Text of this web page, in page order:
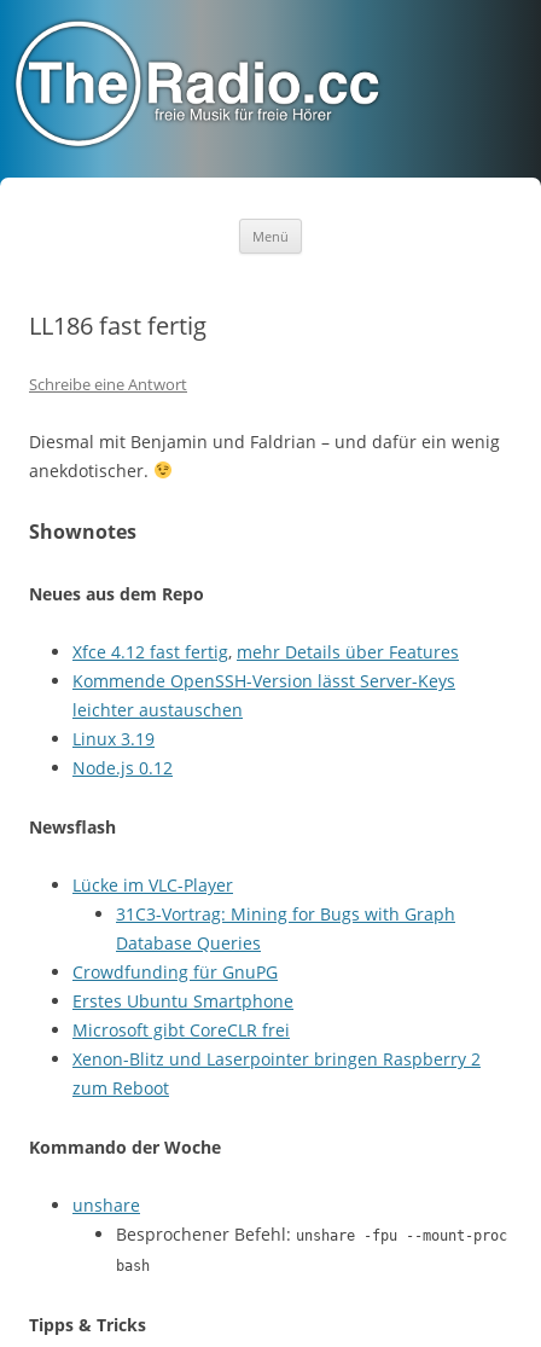
Menü
LL186 fast fertig
Schreibe eine Antwort
Diesmal mit Benjamin und Faldrian – und dafür ein wenig
anekdotischer.
Shownotes
Neues aus dem Repo
Xfce 4.12 fast fertig, mehr Details über Features
Kommende OpenSSH-Version lässt Server-Keys
leichter austauschen
Linux 3.19
Node.js 0.12
Newsflash
Lücke im VLC-Player
31C3-Vortrag: Mining for Bugs with Graph
Database Queries
Crowdfunding für GnuPG
Erstes Ubuntu Smartphone
Microsoft gibt CoreCLR frei
Xenon-Blitz und Laserpointer bringen Raspberry 2
zum Reboot
Kommando der Woche
unshare
Besprochener Befehl: unshare -fpu --mount-proc
bash
Tipps & Tricks